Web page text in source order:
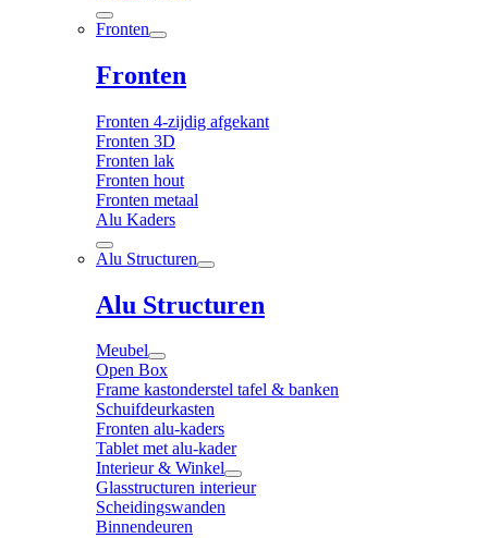
Fronten
Fronten
Fronten 4-zijdig afgekant
Fronten 3D
Fronten lak
Fronten hout
Fronten metaal
Alu Kaders
Alu Structuren
Alu Structuren
Meubel
Open Box
Frame kastonderstel tafel & banken
Schuifdeurkasten
Fronten alu-kaders
Tablet met alu-kader
Interieur & Winkel
Glasstructuren interieur
Scheidingswanden
Binnendeuren